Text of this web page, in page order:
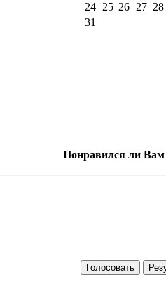
24
25 26 27 28
31
Понравился ли